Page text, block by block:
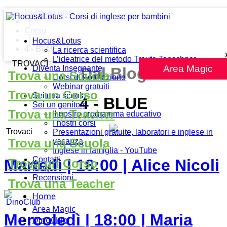
Hocus&Lotus
La ricerca scientifica
L’ideatrice del metodo Traute Taeschner
Diventa Insegnante
Corsi di Formazione
Webinar gratuiti
Sei una scuola
Sei un genitore
Il nostro programma educativo
I nostri corsi
Presentazioni gratuite, laboratori e inglese in
vacanza
Inglese in famiglia - YouTube
Contatti
Blog
Recensioni
Home
Area Magic
DinoClub
Area Magic
TROVACI
Trova una Scuola
Trova un Corso
Trova una Teacher
Trovaci
Trova una Scuola
Trova un Corso
Trova una Teacher
DinoClub
Hocus&Lotus
Corso
4 - BLUE
Dal Blog
4 - BLUE
Martedì | 18:00 | Alice Nicoli
Mercoledì | 18:00 | Maria